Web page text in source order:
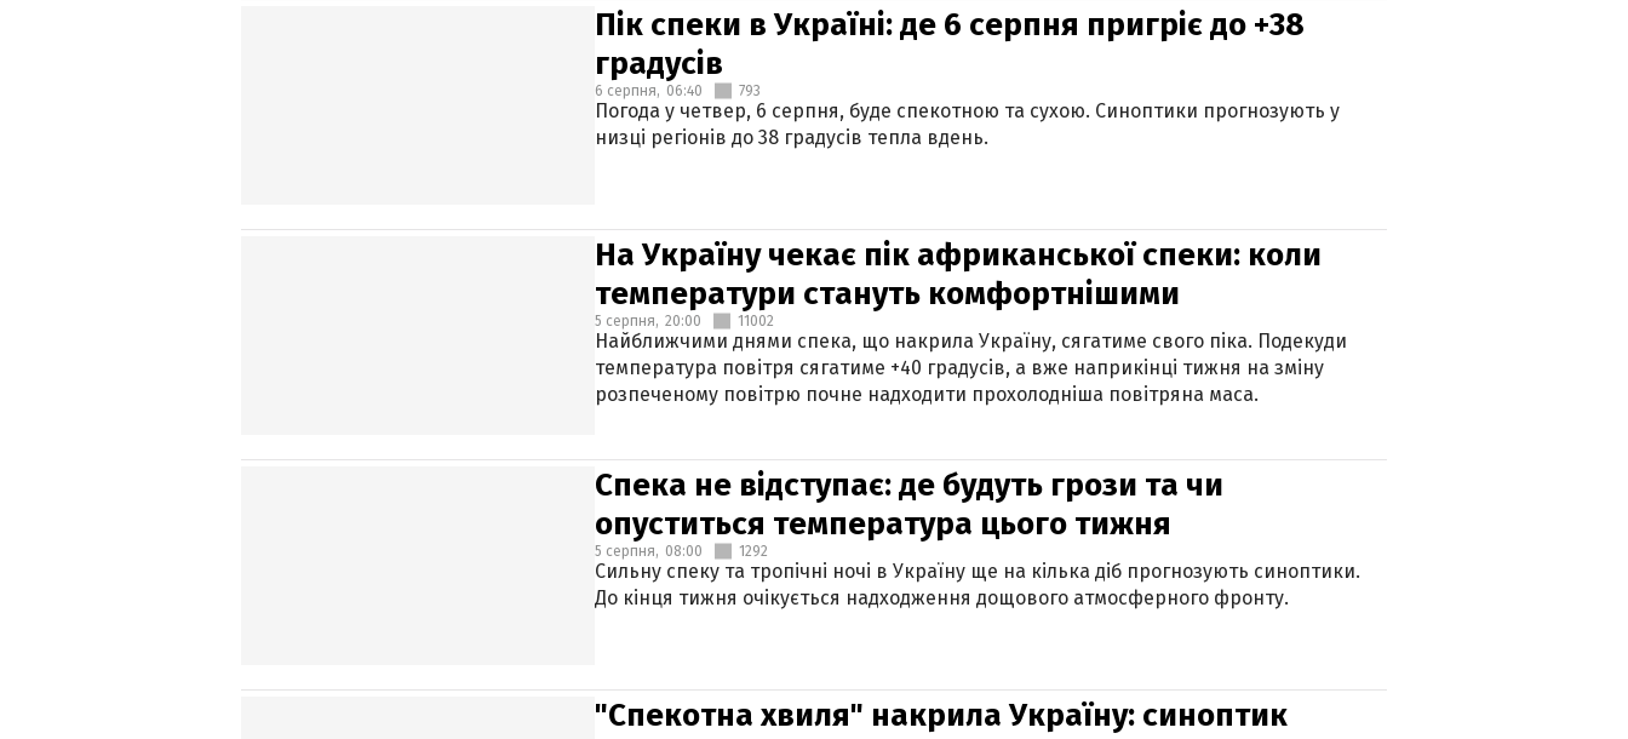
Пік спеки в Україні: де 6 серпня пригріє до +38
градусів
6 серпня, 06:40 793
Погода у четвер, 6 серпня, буде спекотною та сухою. Синоптики прогнозують у
низці регіонів до 38 градусів тепла вдень.
На Україну чекає пік африканської спеки: коли
температури стануть комфортнішими
5 серпня, 20:00 11002
Найближчими днями спека, що накрила Україну, сягатиме свого піка. Подекуди
температура повітря сягатиме +40 градусів, а вже наприкінці тижня на зміну
розпеченому повітрю почне надходити прохолодніша повітряна маса.
Спека не відступає: де будуть грози та чи
опуститься температура цього тижня
5 серпня, 08:00 1292
Сильну спеку та тропічні ночі в Україну ще на кілька діб прогнозують синоптики.
До кінця тижня очікується надходження дощового атмосферного фронту.
"Спекотна хвиля" накрила Україну: синоптик